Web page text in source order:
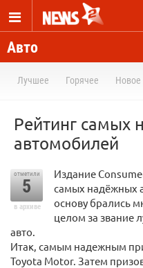
Авто
Лучшее Горячее Новое
Рейтинг самых
автомобилей
отметили
5
в архиве
Издание
самых надёжных
основу брались
целом за звание
авто.
Итак, самым надежным
Toyota Motor. Затем